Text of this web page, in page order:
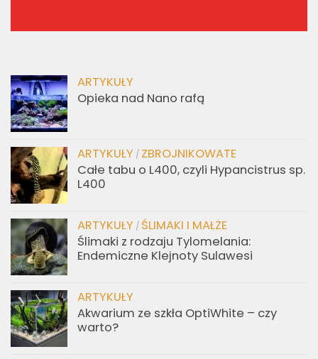
ARTYKUŁY
Opieka nad Nano rafą
ARTYKUŁY / ZBROJNIKOWATE
Całe tabu o L400, czyli Hypancistrus sp.
L400
ARTYKUŁY / ŚLIMAKI I MAŁŻE
Ślimaki z rodzaju Tylomelania:
Endemiczne Klejnoty Sulawesi
ARTYKUŁY
Akwarium ze szkła OptiWhite – czy
warto?